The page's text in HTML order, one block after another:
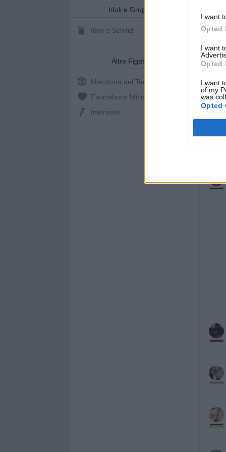
I want
Opted
I want
Opted
I want
of my
was
Opted
Idoli e Gruppi
Idoli e Schifidi
Altre Figate
Macchina del Tempo
Facciabuco Mitic
Interviste